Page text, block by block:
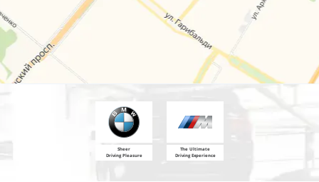
Sheer
Driving Pleasure
The Ultimate
Driving Experience